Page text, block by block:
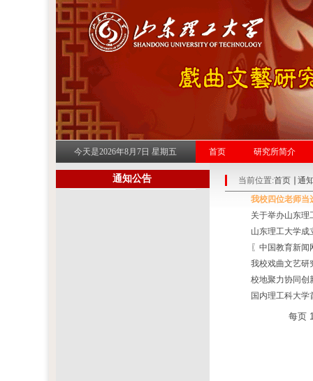
今天是2026年8月7日 星期五 首页 研究所简介
通知公告 当前位置:首页
通
我校四位老师当
关于举办山东理
山东理工大学
〖中国教育新
我校戏曲文艺研
校地聚力协同创
国内理工科大
每页